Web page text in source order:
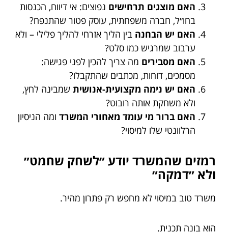
האם מוצגים תרחישים נפוצים: אי דיווח, הכנסות
בחו״ל, חברה משפחתית, עוסק פטור שהתנפח?
האם יש הבחנה בין הליך אזרחי להליך פלילי – ולא
ערבוב שמרגיש כמו סלט?
האם מסבירים מה צריך להכין לפני פגישה:
מסמכים, דוחות, מכתבים שהתקבלו?
האם יש נימה מקצועית-אנושית שמבינה לחץ,
ולא משחקת אותה רובוט?
האם ברור מי עומד מאחורי המשרד ומה הניסיון
הרלוונטי שלו למיסוי?
רמזים שהמשרד יודע ״לשחק שחמט״
ולא ״דמקה״
משרד טוב במיסוי לא מחפש רק פתרון מהיר.
הוא בונה תכנית.